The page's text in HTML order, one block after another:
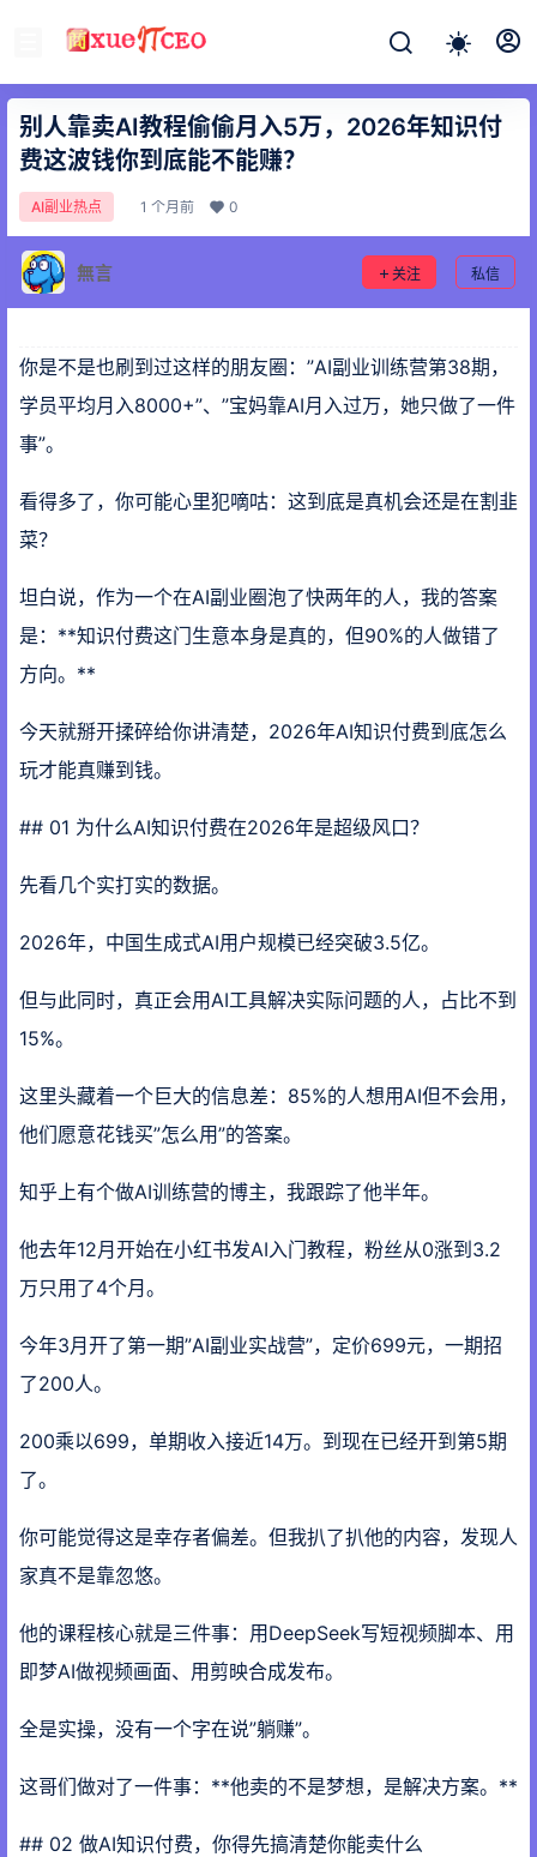
别人靠卖AI教程偷偷月入5万，2026年知识付
费这波钱你到底能不能赚？
AI副业热点 1 个月前 0
無言 关注 私信
你是不是也刷到过这样的朋友圈：”AI副业训练营第38期，
学员平均月入8000+”、”宝妈靠AI月入过万，她只做了一件
事”。
看得多了，你可能心里犯嘀咕：这到底是真机会还是在割韭
菜？
坦白说，作为一个在AI副业圈泡了快两年的人，我的答案
是：**知识付费这门生意本身是真的，但90%的人做错了
方向。**
今天就掰开揉碎给你讲清楚，2026年AI知识付费到底怎么
玩才能真赚到钱。
## 01 为什么AI知识付费在2026年是超级风口？
先看几个实打实的数据。
2026年，中国生成式AI用户规模已经突破3.5亿。
但与此同时，真正会用AI工具解决实际问题的人，占比不到
15%。
这里头藏着一个巨大的信息差：85%的人想用AI但不会用，
他们愿意花钱买”怎么用”的答案。
知乎上有个做AI训练营的博主，我跟踪了他半年。
他去年12月开始在小红书发AI入门教程，粉丝从0涨到3.2
万只用了4个月。
今年3月开了第一期”AI副业实战营”，定价699元，一期招
了200人。
200乘以699，单期收入接近14万。到现在已经开到第5期
了。
你可能觉得这是幸存者偏差。但我扒了扒他的内容，发现人
家真不是靠忽悠。
他的课程核心就是三件事：用DeepSeek写短视频脚本、用
即梦AI做视频画面、用剪映合成发布。
全是实操，没有一个字在说”躺赚”。
这哥们做对了一件事：**他卖的不是梦想，是解决方案。**
## 02 做AI知识付费，你得先搞清楚你能卖什么